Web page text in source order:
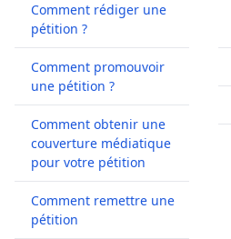
Comment rédiger une
pétition ?
Comment promouvoir
une pétition ?
Comment obtenir une
couverture médiatique
pour votre pétition
Comment remettre une
pétition